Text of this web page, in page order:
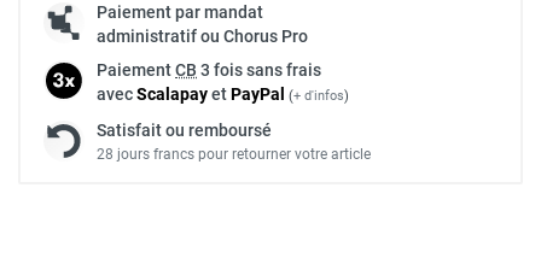
Paiement par mandat
administratif ou Chorus Pro
PaiementCB 3 fois sans frais
avecScalapayetPayPal (+ d'infos)
Satisfait ou remboursé
28 jours francs pour retourner votre article